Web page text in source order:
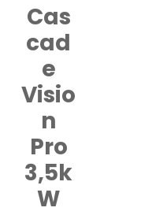
Cas
cad
e
Visio
n
Pro
3,5k
W